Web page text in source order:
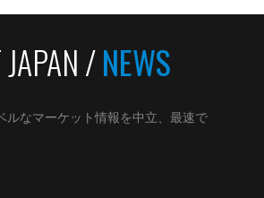
JAPAN /NEWS
ルなマーケット情報を中立、最速で